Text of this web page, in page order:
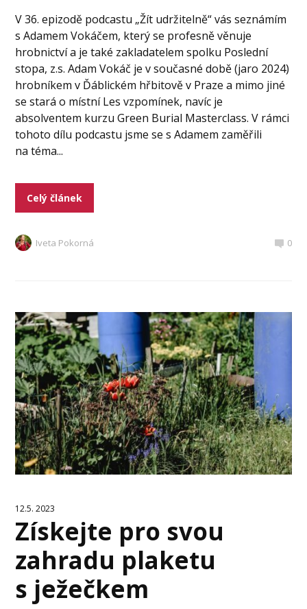
V 36. epizodě podcastu „Žít udržitelně“ vás seznámím
s Adamem Vokáčem, který se profesně věnuje
hrobnictví a je také zakladatelem spolku Poslední
stopa, z.s. Adam Vokáč je v současné době (jaro 2024)
hrobníkem v Ďáblickém hřbitově v Praze a mimo jiné
se stará o místní Les vzpomínek, navíc je
absolventem kurzu Green Burial Masterclass. V rámci
tohoto dílu podcastu jsme se s Adamem zaměřili
na téma...
Celý článek
Iveta Pokorná 0
12.5. 2023
Získejte pro svou
zahradu plaketu
s ježečkem